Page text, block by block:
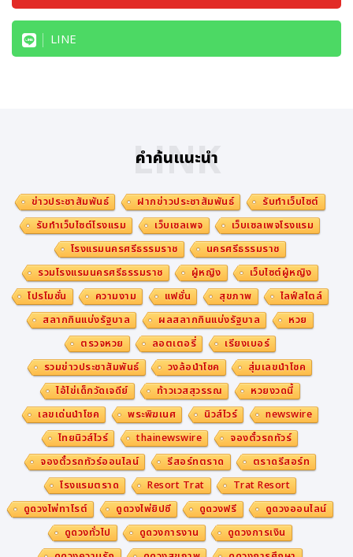
LINE
คำค้นแนะนำ
LINK
ข่าวประชาสัมพันธ์ ฝากข่าวประชาสัมพันธ์
รับทำเว็บไซต์
รับทำเว็บไซต์โรงแรม
เว็บเซลเพจ
เว็บเซลเพจโรงแรม
โรงแรมนครศรีธรรมราช
นครศรีธรรมราช
รวมโรงแรมนครศรีธรรมราช
ผู้หญิง
เว็บไซต์ผู้หญิง
โปรโมชั่น
ความงาม แฟชั่น สุขภาพ
ไลฟ์สไตล์
สลากกินแบ่งรัฐบาล
ผลสลากกินแบ่งรัฐบาล
หวย
ตรวจหวย
ลอตเตอรี่
เรียงเบอร์
รวมข่าวประชาสัมพันธ์
วงล้อนำโชค
สุ่มเลขนำโชค
ไอ้ไข่เด็กวัดเจดีย์
ท้าวเวสสุวรรณ
หวยงวดนี้
เลขเด่นนำโชค
พระพิฆเนศ นิวส์ไวร์
newswire
ไทยนิวส์ไวร์
thainewswire
จองตั๋วรถทัวร์
จองตั๋วรถทัวร์ออนไลน์
รีสอร์ทตราด
ตราดรีสอร์ท
โรงแรมตราด
Resort Trat
Trat Resort
ดูดวงไพ่ทาโรต์
ดูดวงไพ่ยิปซี ดูดวงฟรี
ดูดวงออนไลน์
ดูดวงทั่วไป
ดูดวงการงาน
ดูดวงการเงิน